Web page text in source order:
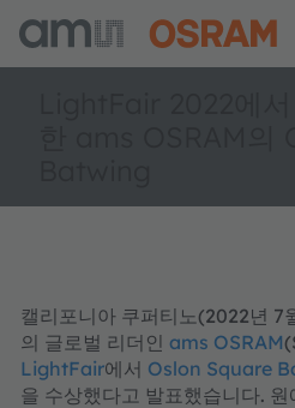
캘리포니아 쿠퍼티노(2022년 7
의 글로벌 리더인 ams OSRAM
LightFair에서 Oslon Square
을 수상했다고 발표했습니다.